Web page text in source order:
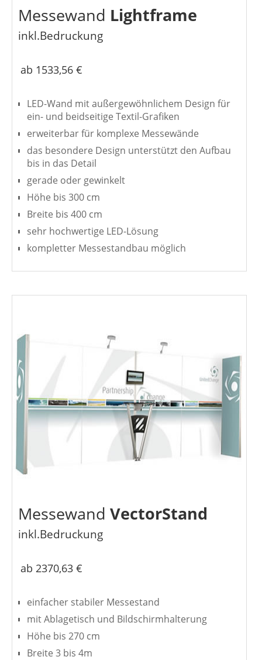
Messewand Lightframe
inkl.Bedruckung
ab 1533,56 €
LED-Wand mit außergewöhnlichem Design für
ein- und beidseitige Textil-Grafiken
erweiterbar für komplexe Messewände
das besondere Design unterstützt den Aufbau
bis in das Detail
gerade oder gewinkelt
Höhe bis 300 cm
Breite bis 400 cm
sehr hochwertige LED-Lösung
kompletter Messestandbau möglich
Messewand VectorStand
inkl.Bedruckung
ab 2370,63 €
einfacher stabiler Messestand
mit Ablagetisch und Bildschirmhalterung
Höhe bis 270 cm
Breite 3 bis 4m